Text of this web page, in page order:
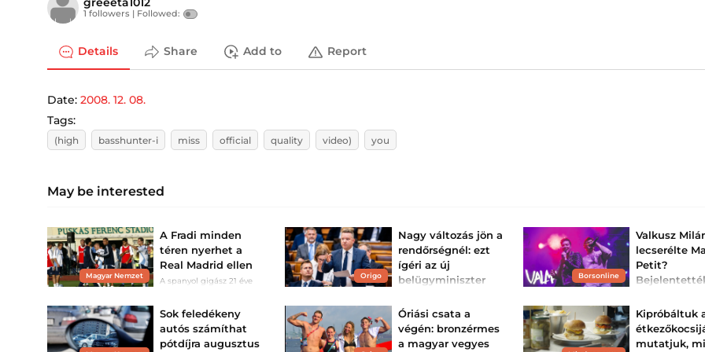
1 followers | Followed:
Details Share Add to Report
Date: 2008. 12. 08.
Tags:
(high basshunter-i miss official quality video) you
May be interested
Magyar Nemzet
A Fradi minden
téren nyerhet a
Real Madrid ellen
A spanyol gigász 21 éve
Mourinho személye is
kellett hozzá.
Origo
Nagy változás jön a
rendőrségnél: ezt
ígéri az új
belügyminiszter
Borsonline
Valkusz
lecserélte
Petit?
fellépését
A VALMAR
most lesz az első
koncertje.
Sok feledékeny
autós számíthat
pótdíjra augusztus
Óriási csata a
végén: bronzérmes
a magyar vegyes
Kipróbáltuk
mutatjuk,